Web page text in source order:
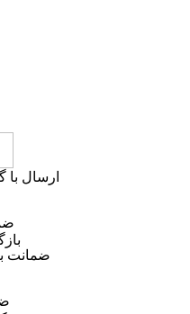
ارسال با
ضمانت